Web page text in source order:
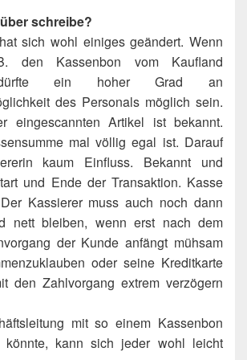
schreibe?
sich wohl einiges geändert. Wenn
den Kassenbon vom Kaufland
dürfte ein hoher Grad an
des Personals möglich sein.
eingescannten Artikel ist bekannt.
mal völlig egal ist. Darauf
kaum Einfluss. Bekannt und
und Ende der Transaktion. Kasse
Kassierer muss auch noch dann
nett bleiben, wenn erst nach dem
der Kunde anfängt mühsam
oder seine Kreditkarte
den Zahlvorgang extrem verzögern
mit so einem Kassenbon
könnte, kann sich jeder wohl leicht